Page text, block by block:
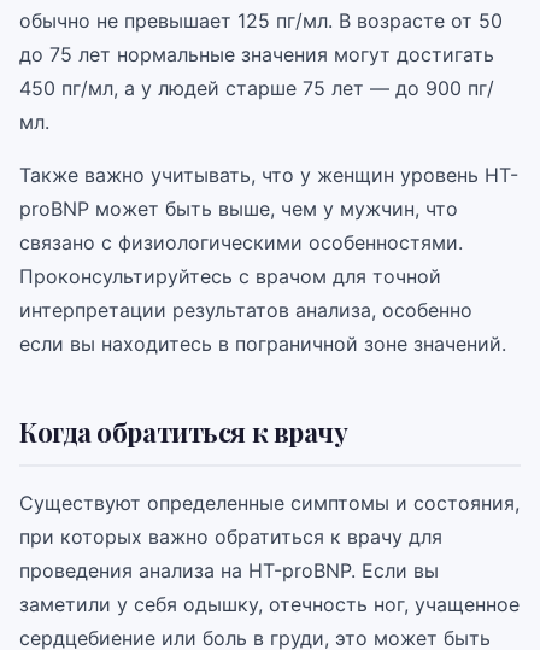
обычно не превышает 125 пг/мл. В возрасте от 50
до 75 лет нормальные значения могут достигать
450 пг/мл, а у людей старше 75 лет — до 900 пг/
мл.
Также важно учитывать, что у женщин уровень НТ-
proBNP может быть выше, чем у мужчин, что
связано с физиологическими особенностями.
Проконсультируйтесь с врачом для точной
интерпретации результатов анализа, особенно
если вы находитесь в пограничной зоне значений.
Когда обратиться к врачу
Существуют определенные симптомы и состояния,
при которых важно обратиться к врачу для
проведения анализа на НТ-proBNP. Если вы
заметили у себя одышку, отечность ног, учащенное
сердцебиение или боль в груди, это может быть